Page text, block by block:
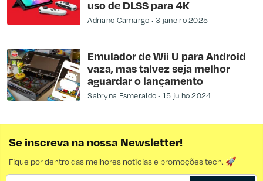
uso de DLSS para 4K
Adriano Camargo 3 janeiro 2025
Emulador de Wii U para Android
vaza, mas talvez seja melhor
aguardar o lançamento
Sabryna Esmeraldo 15 julho 2024
Se inscreva na nossa Newsletter!
Fique por dentro das melhores notícias e promoções tech. 🚀